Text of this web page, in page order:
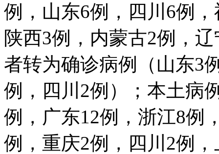
例，山东6例，四川6例
陕西3例，内蒙古2例，
者转为确诊病例（山东3
例，四川2例）；本土病
例，广东12例，浙江8例
例，重庆2例，四川2例